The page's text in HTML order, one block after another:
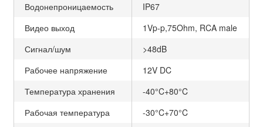
Водонепроницаемость
IP67
Видео выход
1Vp-p,75Ohm, RCA male
Сигнал/шум
>48dB
Рабочее напряжение
12V DC
Температура хранения
-40°C+80°C
Рабочая температура
-30°C+70°C